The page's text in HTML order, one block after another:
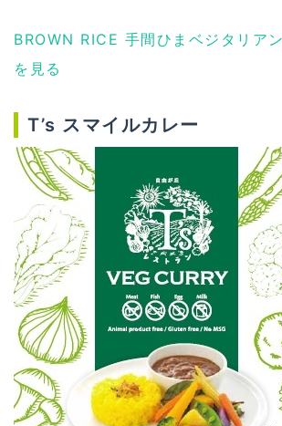
BROWN RICE 手間ひまベジタリア
を見る
T’s スマイルカレー